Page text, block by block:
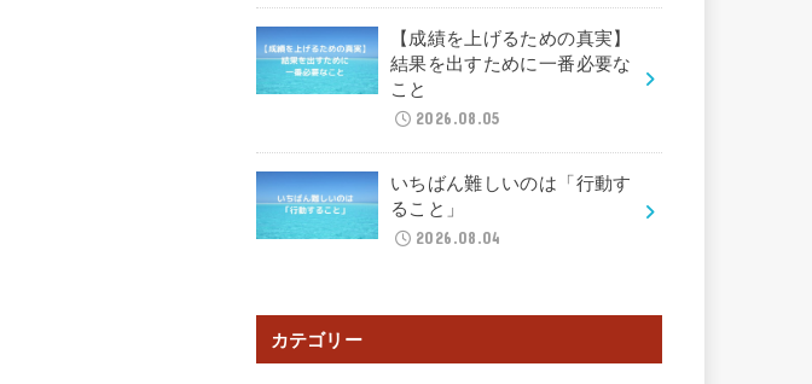
【成績を上げるための真実】
結果を出すために一番必要な
こと
2026.08.05
いちばん難しいのは「行動す
ること」
2026.08.04
カテゴリー